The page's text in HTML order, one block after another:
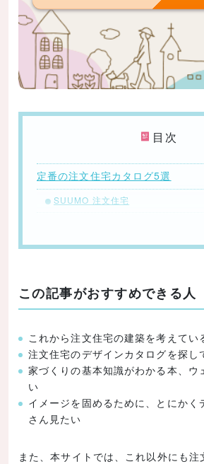
目次
定番の注文住宅カタログ5選
SUUMO 注文住宅
SUMAI no SEKKEI
地元の工務店で建てた家
ト10選
SUUMO
建築家オウチーノ
フリーダムアーキテクツデザイン
ダイワハウス
この記事がおすすめできる人
これから注文住宅の建築を考えてい
注文住宅のデザインカタログを探し
家づくりの基本知識がわかる本、ウ
い
イメージを固めるために、とにかく
さん見たい
また、本サイトでは、これ以外にも注